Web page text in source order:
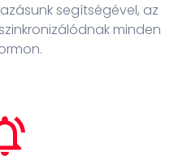
segítségével, az
minden